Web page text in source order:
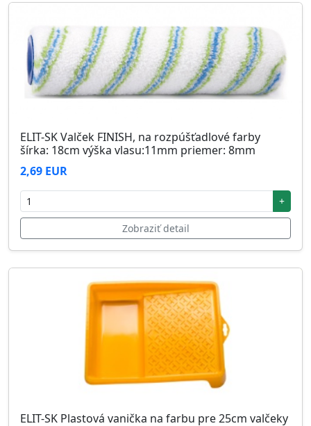
ELIT-SK Valček FINISH, na rozpúšťadlové farby
šírka: 18cm výška vlasu:11mm priemer: 8mm
2,69 EUR
+
Zobraziť detail
ELIT-SK Plastová vanička na farbu pre 25cm valčeky